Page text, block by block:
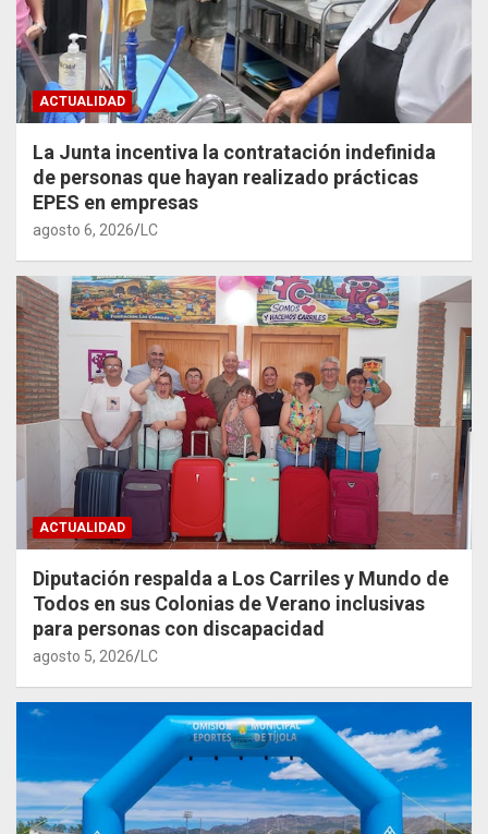
ACTUALIDAD
La Junta incentiva la contratación indefinida
de personas que hayan realizado prácticas
EPES en empresas
agosto 6, 2026 LC
ACTUALIDAD
Diputación respalda a Los Carriles y Mundo de
Todos en sus Colonias de Verano inclusivas
para personas con discapacidad
agosto 5, 2026 LC